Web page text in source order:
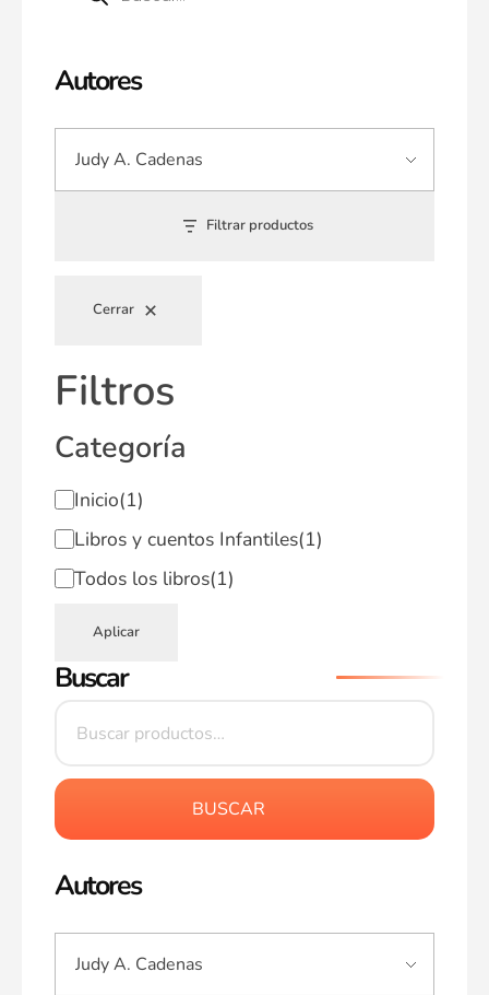
Autores
Filtrar productos
Cerrar
Filtros
Categoría
Inicio(1)
Libros y cuentos Infantiles(1)
Todos los libros(1)
Aplicar
Buscar
BUSCAR
Autores